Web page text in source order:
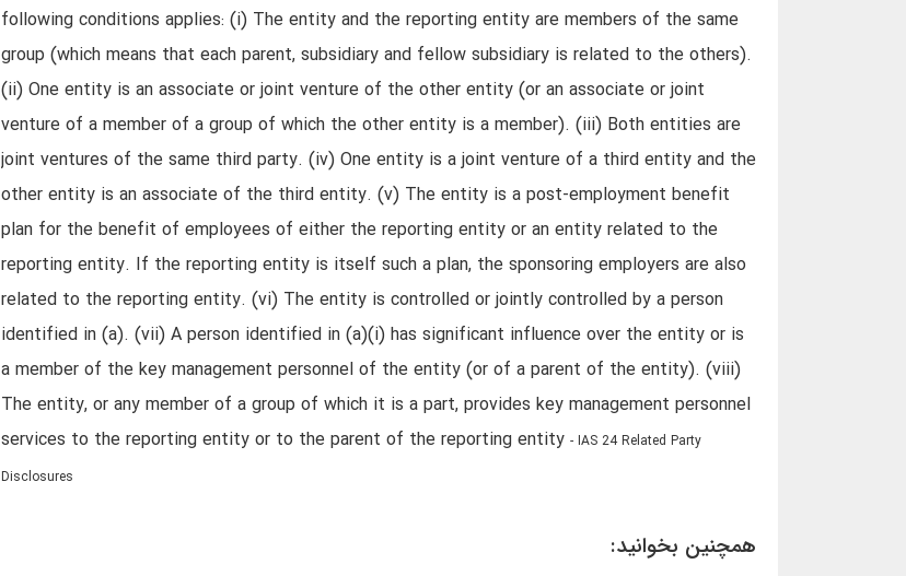
following conditions applies: (i) The entity and the reporting entity are members of the same
group (which means that each parent, subsidiary and fellow subsidiary is related to the others).
(ii) One entity is an associate or joint venture of the other entity (or an associate or joint
venture of a member of a group of which the other entity is a member). (iii) Both entities are
joint ventures of the same third party. (iv) One entity is a joint venture of a third entity and the
other entity is an associate of the third entity. (v) The entity is a post‑employment benefit
plan for the benefit of employees of either the reporting entity or an entity related to the
reporting entity. If the reporting entity is itself such a plan, the sponsoring employers are also
related to the reporting entity. (vi) The entity is controlled or jointly controlled by a person
identified in (a). (vii) A person identified in (a)(i) has significant influence over the entity or is
a member of the key management personnel of the entity (or of a parent of the entity). (viii)
The entity, or any member of a group of which it is a part, provides key management personnel
services to the reporting entity or to the parent of the reporting entity - IAS 24 Related Party
Disclosures
همچنین بخوانید: